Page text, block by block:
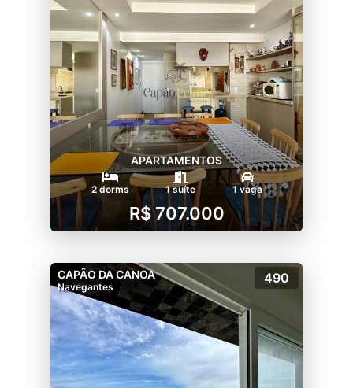
APARTAMENTOS
2 dorms 1 suíte 1 vaga
R$ 707.000
CAPÃO DA CANOA
Navegantes
490